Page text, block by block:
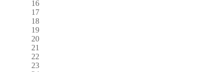
16
17
18
19
20
21
22
23